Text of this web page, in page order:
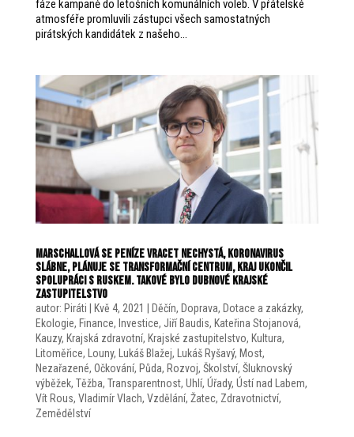
fáze kampaně do letošních komunálních voleb. V přátelské
atmosféře promluvili zástupci všech samostatných
pirátských kandidátek z našeho...
Marschallová se peníze vracet nechystá, koronavirus
slábne, plánuje se Transformační centrum, kraj ukončil
spolupráci s Ruskem. Takové bylo dubnové krajské
zastupitelstvo
autor: Piráti Kvě 4, 2021 Děčín, Doprava, Dotace a zakázky,
Ekologie, Finance, Investice, Jiří Baudis, Kateřina Stojanová,
Kauzy, Krajská zdravotní, Krajské zastupitelstvo, Kultura,
Litoměřice, Louny, Lukáš Blažej, Lukáš Ryšavý, Most,
Nezařazené, Očkování, Půda, Rozvoj, Školství, Šluknovský
výběžek, Těžba, Transparentnost, Uhlí, Úřady, Ústí nad Labem,
Vít Rous, Vladimír Vlach, Vzdělání, Žatec, Zdravotnictví,
Zemědělství